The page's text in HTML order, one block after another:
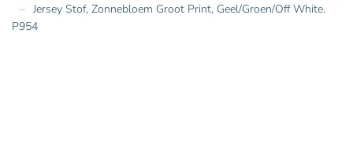
Jersey Stof, Zonnebloem Groot Print, Geel/Groen/Off White.
P954